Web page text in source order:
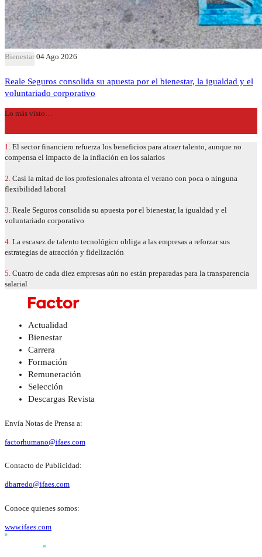
Bienestar 04 Ago 2026
Reale Seguros consolida su apuesta por el bienestar, la igualdad y el
voluntariado corporativo
Lo más visto…
1. El sector financiero refuerza los beneficios para atraer talento, aunque no
compensa el impacto de la inflación en los salarios
2. Casi la mitad de los profesionales afronta el verano con poca o ninguna
flexibilidad laboral
3. Reale Seguros consolida su apuesta por el bienestar, la igualdad y el
voluntariado corporativo
4. La escasez de talento tecnológico obliga a las empresas a reforzar sus
estrategias de atracción y fidelización
5. Cuatro de cada diez empresas aún no están preparadas para la transparencia
salarial
Actualidad
Bienestar
Carrera
Formación
Remuneración
Selección
Descargas Revista
Envía Notas de Prensa a:
factorhumano@ifaes.com
Contacto de Publicidad:
dbarredo@ifaes.com
Conoce quienes somos:
www.ifaes.com